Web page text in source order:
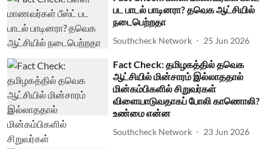
பட பாடல் பாடினரா? தவெக ஆட்சியில்
நடைபெற்றதா
Southcheck Network 25 Jun 2026
Fact Check: தமிழகத்தில் தவெக
ஆட்சியில் மின்சாரம் இல்லாததால்
மின்கம்பிகளில் சிறுவர்கள்
விளையாடுவதாகப் போலி காணொலி?
உண்மை என்ன
Southcheck Network 23 Jun 2026